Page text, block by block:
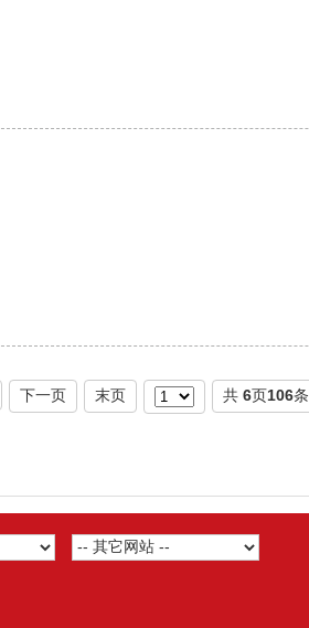
下一页 末页 共 6页106条